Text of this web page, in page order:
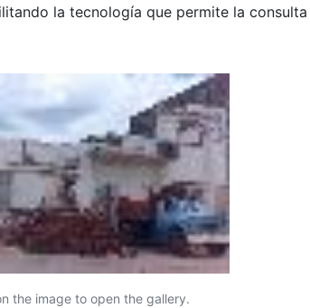
la tecnología que permite la consulta
the image to open the gallery.